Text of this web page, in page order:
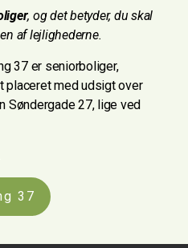
, og det betyder, du skal
af lejlighederne.
37 er seniorboliger,
placeret med udsigt over
Søndergade 27, lige ved
37